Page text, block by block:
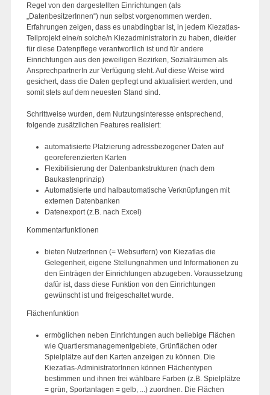
Regel von den dargestellten Einrichtungen (als
„DatenbesitzerInnen“) nun selbst vorgenommen werden.
Erfahrungen zeigen, dass es unabdingbar ist, in jedem Kiezatlas-
Teilprojekt eine/n solche/n KiezadministratorIn zu haben, die/der
für diese Datenpflege verantwortlich ist und für andere
Einrichtungen aus den jeweiligen Bezirken, Sozialräumen als
AnsprechpartnerIn zur Verfügung steht. Auf diese Weise wird
gesichert, dass die Daten gepflegt und aktualisiert werden, und
somit stets auf dem neuesten Stand sind.
Schrittweise wurden, dem Nutzungsinteresse entsprechend,
folgende zusätzlichen Features realisiert:
automatisierte Platzierung adressbezogener Daten auf
georeferenzierten Karten
Flexibilisierung der Datenbankstrukturen (nach dem
Baukastenprinzip)
Automatisierte und halbautomatische Verknüpfungen mit
externen Datenbanken
Datenexport (z.B. nach Excel)
Kommentarfunktionen
bieten NutzerInnen (= Websurfern) von Kiezatlas die
Gelegenheit, eigene Stellungnahmen und Informationen zu
den Einträgen der Einrichtungen abzugeben. Voraussetzung
dafür ist, dass diese Funktion von den Einrichtungen
gewünscht ist und freigeschaltet wurde.
Flächenfunktion
ermöglichen neben Einrichtungen auch beliebige Flächen
wie Quartiersmanagementgebiete, Grünflächen oder
Spielplätze auf den Karten anzeigen zu können. Die
Kiezatlas-AdministratorInnen können Flächentypen
bestimmen und ihnen frei wählbare Farben (z.B. Spielplätze
= grün, Sportanlagen = gelb, ...) zuordnen. Die Flächen